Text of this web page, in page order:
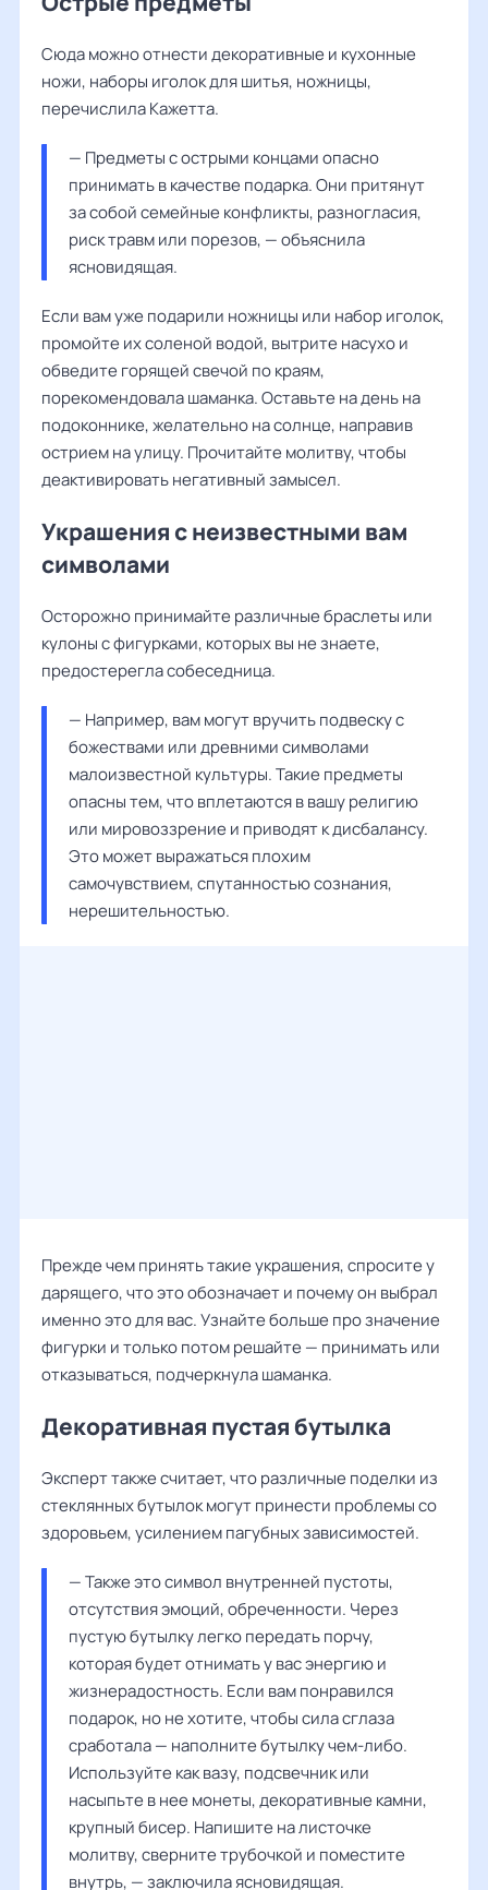
Сюда можно отнести декоративные и кухонные
ножи, наборы иголок для шитья, ножницы,
перечислила Кажетта.
— Предметы с острыми концами опасно
принимать в качестве подарка. Они притянут
за собой семейные конфликты, разногласия,
риск травм или порезов, — объяснила
ясновидящая.
Если вам уже подарили ножницы или набор иголок,
промойте их соленой водой, вытрите насухо и
обведите горящей свечой по краям,
порекомендовала шаманка. Оставьте на день на
подоконнике, желательно на солнце, направив
острием на улицу. Прочитайте молитву, чтобы
деактивировать негативный замысел.
Украшения с неизвестными вам
символами
Осторожно принимайте различные браслеты или
кулоны с фигурками, которых вы не знаете,
предостерегла собеседница.
— Например, вам могут вручить подвеску с
божествами или древними символами
малоизвестной культуры. Такие предметы
опасны тем, что вплетаются в вашу религию
или мировоззрение и приводят к дисбалансу.
Это может выражаться плохим
самочувствием, спутанностью сознания,
нерешительностью.
Прежде чем принять такие украшения, спросите у
дарящего, что это обозначает и почему он выбрал
именно это для вас. Узнайте больше про значение
фигурки и только потом решайте — принимать или
отказываться, подчеркнула шаманка.
Декоративная пустая бутылка
Эксперт также считает, что различные поделки из
стеклянных бутылок могут принести проблемы со
здоровьем, усилением пагубных зависимостей.
— Также это символ внутренней пустоты,
отсутствия эмоций, обреченности. Через
пустую бутылку легко передать порчу,
которая будет отнимать у вас энергию и
жизнерадостность. Если вам понравился
подарок, но не хотите, чтобы сила сглаза
сработала — наполните бутылку чем-либо.
Используйте как вазу, подсвечник или
насыпьте в нее монеты, декоративные камни,
крупный бисер. Напишите на листочке
молитву, сверните трубочкой и поместите
внутрь, — заключила ясновидящая.